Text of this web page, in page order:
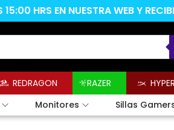
HRS EN NUESTRA WEB Y
REDRAGON RAZER
Monitores Sillas